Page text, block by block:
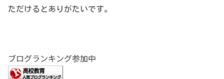
ただけるとありがたいです。
ブログランキング参加中